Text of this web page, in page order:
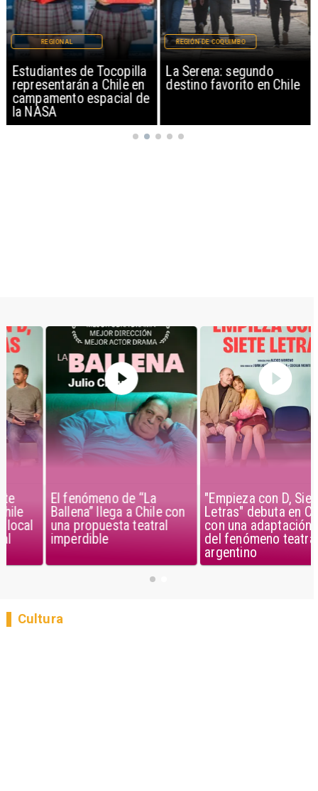
Estudiantes de Tocopilla
representarán a Chile en
campamento espacial de
la NASA
REGIONAL
La Serena: segundo
destino favorito en Chile
REGIÓN DE COQUIMBO
El fenómeno de “La
Ballena” llega a Chile con
una propuesta teatral
imperdible
"Empieza con D, Siete
Letras" debuta en Chile
con una adaptación local
del fenómeno teatral
argentino
Cultura